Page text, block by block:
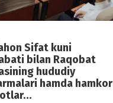
Sifat kuni
bilan Raqobat
hududiy
hamda hamkor